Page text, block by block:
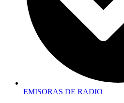
EMISORAS DE RADIO